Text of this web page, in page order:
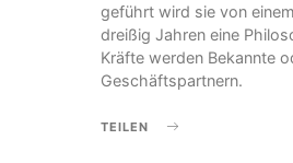
geführt wird sie von
dreißig Jahren eine
Kräfte werden Bekannte
Geschäftspartnern.
TEILEN